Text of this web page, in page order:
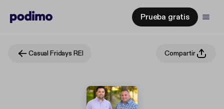
Prueba gratis
Casual Fridays REI Compartir